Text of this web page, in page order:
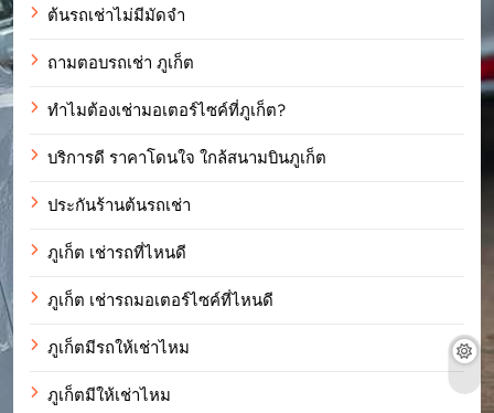
ต้นรถเช่าไม่มีมัดจำ
ถามตอบรถเช่า ภูเก็ต
ทำไมต้องเช่ามอเตอร์ไซค์ที่ภูเก็ต?
บริการดี ราคาโดนใจ ใกล้สนามบินภูเก็ต
ประกันร้านต้นรถเช่า
ภูเก็ต เช่ารถที่ไหนดี
ภูเก็ต เช่ารถมอเตอร์ไซค์ที่ไหนดี
ภูเก็ตมีรถให้เช่าไหม
ภูเก็ตมีให้เช่าไหม